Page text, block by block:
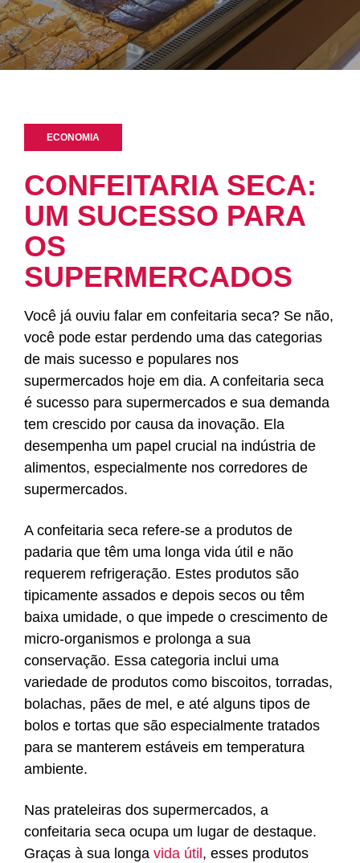
ECONOMIA
CONFEITARIA SECA:
UM SUCESSO PARA
OS
SUPERMERCADOS
Você já ouviu falar em confeitaria seca? Se não,
você pode estar perdendo uma das categorias
de mais sucesso e populares nos
supermercados hoje em dia. A confeitaria seca
é sucesso para supermercados e sua demanda
tem crescido por causa da inovação. Ela
desempenha um papel crucial na indústria de
alimentos, especialmente nos corredores de
supermercados.
A confeitaria seca refere-se a produtos de
padaria que têm uma longa vida útil e não
requerem refrigeração. Estes produtos são
tipicamente assados e depois secos ou têm
baixa umidade, o que impede o crescimento de
micro-organismos e prolonga a sua
conservação. Essa categoria inclui uma
variedade de produtos como biscoitos, torradas,
bolachas, pães de mel, e até alguns tipos de
bolos e tortas que são especialmente tratados
para se manterem estáveis em temperatura
ambiente.
Nas prateleiras dos supermercados, a
confeitaria seca ocupa um lugar de destaque.
Graças à sua longavida útil , esses produtos